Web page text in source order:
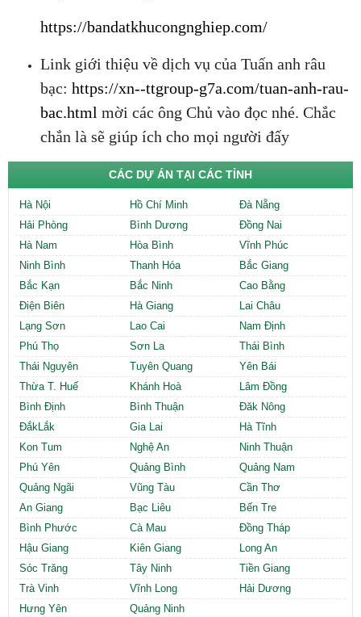
https://bandatkhucongnghiep.com/
Link giới thiệu về dịch vụ của Tuấn anh râu
bạc: https://xn--ttgroup-g7a.com/tuan-anh-rau-
bac.html mời các ông Chủ vào đọc nhé. Chắc
chắn là sẽ giúp ích cho mọi người đấy
CÁC DỰ ÁN TẠI CÁC TỈNH
Hà Nội Hồ Chí Minh
Đà Nẵng
Hải Phòng
Bình Dương
Đồng Nai
Hà Nam
Hòa Bình
Vĩnh Phúc
Ninh Bình
Thanh Hóa
Bắc Giang
Bắc Kạn
Bắc Ninh
Cao Bằng
Điện Biên
Hà Giang
Lai Châu
Lạng Sơn
Lao Cai
Nam Định
Phú Thọ
Sơn La
Thái Bình
Thái Nguyên
Tuyên Quang
Yên Bái
Thừa T. Huế
Khánh Hoà
Lâm Đồng
Bình Định
Bình Thuận
Đăk Nông
ĐắkLắk
Gia Lai
Hà Tĩnh
Kon Tum
Nghệ An
Ninh Thuận
Phú Yên
Quảng Bình
Quảng Nam
Quảng Ngãi
Vũng Tàu
Cần Thơ
An Giang
Bạc Liêu
Bến Tre
Bình Phước
Cà Mau
Đồng Tháp
Hậu Giang
Kiên Giang
Long An
Sóc Trăng
Tây Ninh
Tiền Giang
Trà Vinh
Vĩnh Long
Hải Dương
Hưng Yên
Quảng Ninh